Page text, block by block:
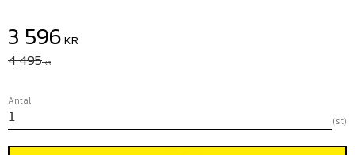
Nedsatt pris:
3 596KR
Ordinarie pris:
4 495KR
Antal
st